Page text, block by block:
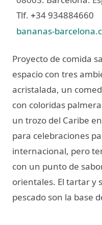
Tlf. +34 934884660
bananas-
Proyecto de comida
espacio con tres
acristalada, un
con coloridas
un trozo del Caribe
para celebraciones
internacional, pero
con un punto de
orientales. El tartar y
pescado son la base